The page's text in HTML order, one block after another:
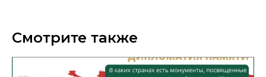
Смотрите также